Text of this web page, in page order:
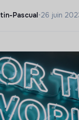
Pascual •26 juin